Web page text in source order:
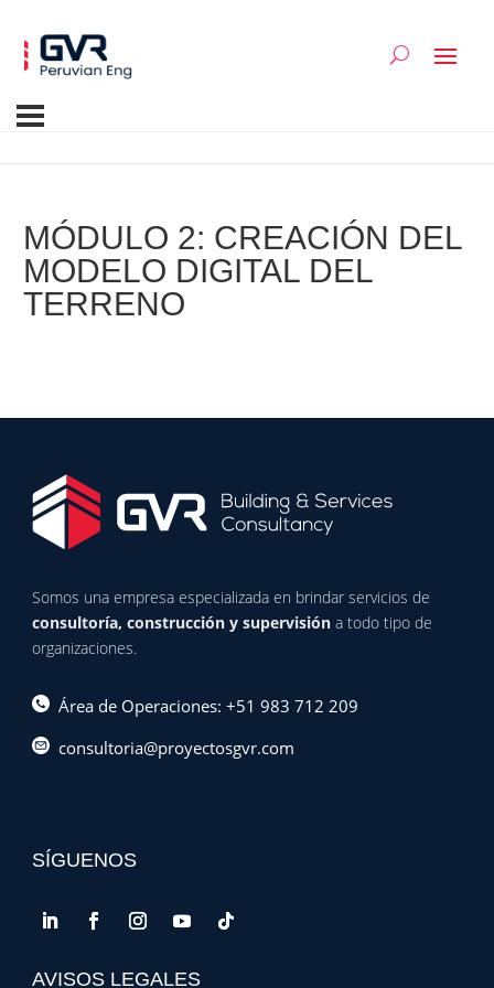
MÓDULO 2: CREACIÓN DEL
MODELO DIGITAL DEL
TERRENO
Somos una empresa especializada en brindar servicios de
consultoría, construcción y supervisión a todo tipo de
organizaciones.
Área de Operaciones: +51 983 712 209
consultoria@proyectosgvr.com
SÍGUENOS
AVISOS LEGALES